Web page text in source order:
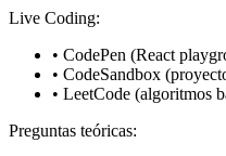
Live Coding:
• CodePen (React
• CodeSandbox
• LeetCode (algoritmos
Preguntas teóricas: